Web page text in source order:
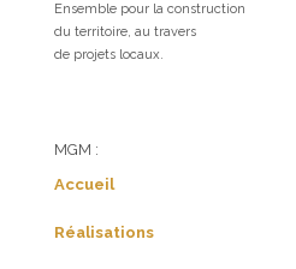
Ensemble pour la construction
du territoire, au travers
de projets locaux.
MGM :
Accueil
Réalisations